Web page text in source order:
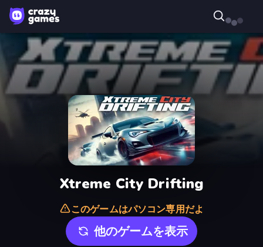
Xtreme City Drifting
このゲームはパソコン専用だよ
他のゲームを表示